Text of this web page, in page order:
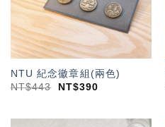
NTU 紀念徽章組(兩色)
NT$443 NT$390